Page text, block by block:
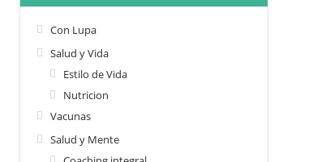
Con Lupa
Salud y Vida
Estilo de Vida
Nutricion
Vacunas
Salud y Mente